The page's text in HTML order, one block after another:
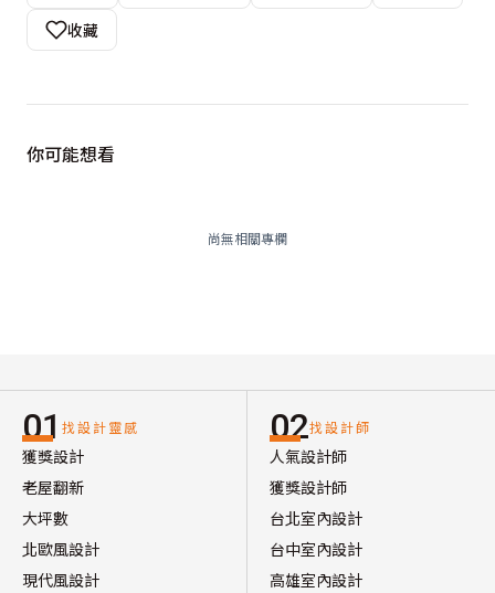
收藏
你可能想看
尚無相關專欄
01 找設計靈感
獲獎設計
老屋翻新
大坪數
北歐風設計
現代風設計
02找設計師
人氣設計師
獲獎設計師
台北室內設計
台中室內設計
高雄室內設計